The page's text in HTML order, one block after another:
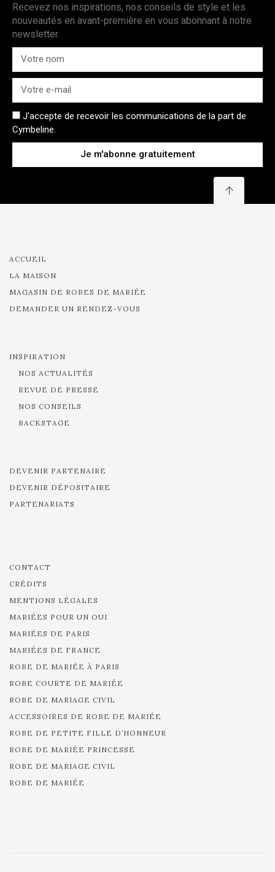
Recevez nos inspirations, nos conseils de style et les
nouveautés en avant-première en vous abonnant à notre
newsletter.
J'accepte de recevoir les communications de la part de
Cymbeline.
Je m'abonne gratuitement
ACCUEIL
LA MAISON
MAGASIN DE ROBES DE MARIÉE
DEMANDER UN RENDEZ-VOUS
INSPIRATION
NOS ACTUALITÉS
REVUE DE PRESSE
NOS CONSEILS
BACKSTAGE
DEVENIR PARTENAIRE
DEVENIR DÉPOSITAIRE
PARTENARIATS
CONTACT
CRÉDITS
MENTIONS LÉGALES
MARIÉES POUR UN OUI
MARIÉES DE PARIS
MARIÉES DE FRANCE
ROBE DE MARIÉE À PARIS
ROBE COURTE DE MARIÉE
ROBE DE MARIAGE CIVIL
ACCESSOIRES DE ROBE DE MARIÉE
ROBE DE PETITE FILLE D’HONNEUR
ROBE DE MARIÉE PRINCESSE
ROBE DE MARIAGE CIVIL
ROBE DE MARIÉE